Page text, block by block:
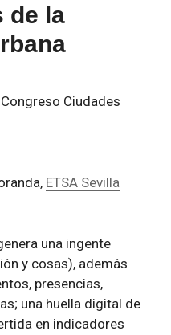
de la
Ciudades
ETSA Sevilla
una ingente
y cosas), además
presencias,
una huella digital de
en indicadores